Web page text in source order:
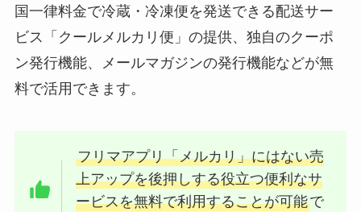
国一律料金で冷蔵・冷凍便を発送できる配送サー
ビス「クールメルカリ便」の提供、独自のクーポ
ン発行機能、メールマガジンの発行機能などが無
料で活用できます。
フリマアプリ「メルカリ」にはない売
上アップを後押しする役立つ便利なサ
ービスを無料で利用することが可能で